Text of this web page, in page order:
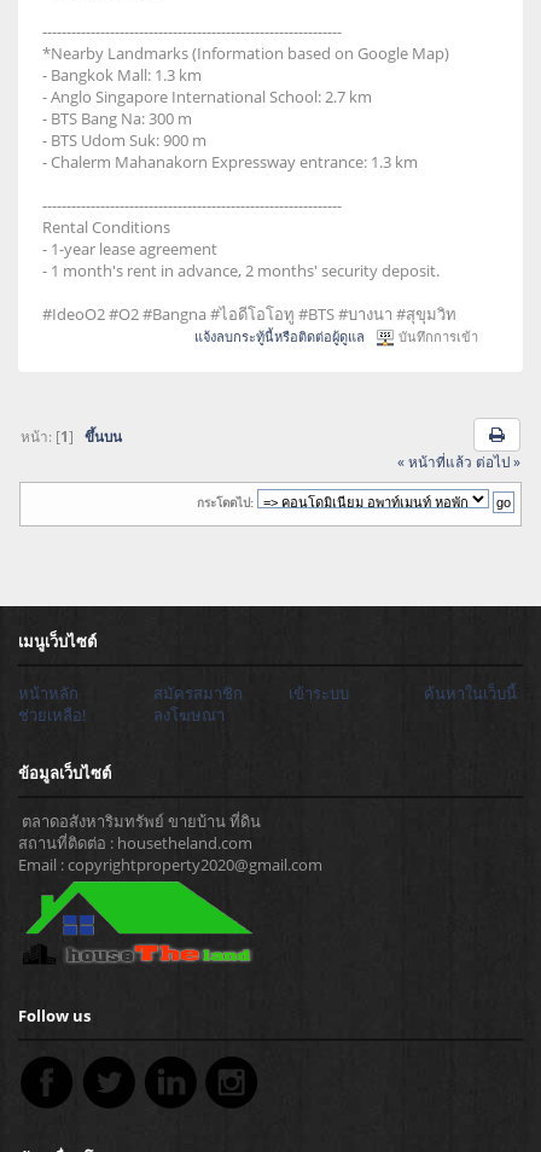
--------------------------------------------------------------
*Nearby Landmarks (Information based on Google Map)
- Bangkok Mall: 1.3 km
- Anglo Singapore International School: 2.7 km
- BTS Bang Na: 300 m
- BTS Udom Suk: 900 m
- Chalerm Mahanakorn Expressway entrance: 1.3 km
--------------------------------------------------------------
Rental Conditions
- 1-year lease agreement
- 1 month's rent in advance, 2 months' security deposit.
#IdeoO2 #O2 #Bangna #ไอดีโอโอทู #BTS #บางนา #สุขุมวิท
แจ้งลบกระทู้นี้หรือติดต่อผู้ดูแล บันทึกการเข้า
หน้า: [1]ขึ้นบน
« หน้าที่แล้ว ต่อไป »
กระโดดไป:
เมนูเว็บไซต์
หน้าหลัก สมัครสมาชิก เข้าระบบ
ค้นหาในเว็บนี้
ช่วยเหลือ!
ลงโฆษณา
ข้อมูลเว็บไซต์
ตลาดอสังหาริมทรัพย์ ขายบ้าน ที่ดิน
สถานที่ติดต่อ : housetheland.com
Email : copyrightproperty2020@gmail.com
Follow us